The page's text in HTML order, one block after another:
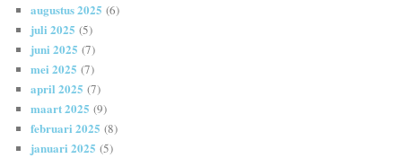
augustus 2025 (6)
juli 2025 (5)
juni 2025 (7)
mei 2025 (7)
april 2025 (7)
maart 2025 (9)
februari 2025 (8)
januari 2025 (5)